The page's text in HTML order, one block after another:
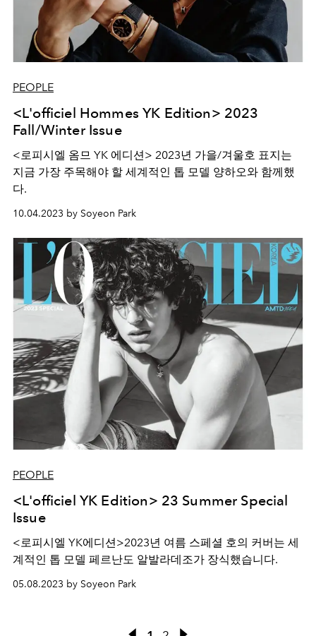
PEOPLE
<L'officiel Hommes YK Edition> 2023
Fall/Winter Issue
<로피시엘 옴므 YK 에디션> 2023년 가을/겨울호 표지는
지금 가장 주목해야 할 세계적인 톱 모델 양하오와 함께했
다.
10.04.2023 by Soyeon Park
PEOPLE
<L'officiel YK Edition> 23 Summer Special
Issue
<로피시엘 YK에디션>2023년 여름 스페셜 호의 커버는 세
계적인 톱 모델 페르난도 알발라데조가 장식했습니다.
05.08.2023 by Soyeon Park